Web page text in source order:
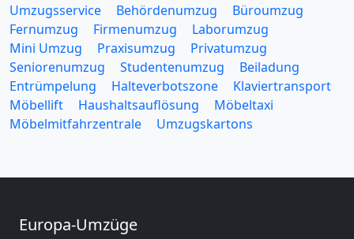
Umzugsservice Behördenumzug
Büroumzug
Fernumzug
Firmenumzug
Laborumzug
Mini Umzug
Praxisumzug
Privatumzug
Seniorenumzug
Studentenumzug
Beiladung
Entrümpelung
Halteverbotszone
Klaviertransport
Möbellift
Haushaltsauflösung
Möbeltaxi
Möbelmitfahrzentrale
Umzugskartons
Europa-Umzüge